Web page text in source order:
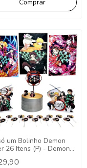
um Bolinho Demon
26 Itens (P) - Demon
Decoração